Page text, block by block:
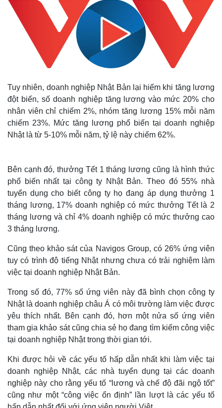
Tuy nhiên, doanh nghiệp Nhật Bản lại hiếm khi tăng lương
đột biến, số doanh nghiệp tăng lương vào mức 20% cho
nhân viên chỉ chiếm 2%, nhóm tăng lương 15% mỗi năm
chiếm 23%. Mức tăng lương phổ biến tại doanh nghiệp
Nhật là từ 5-10% mỗi năm, tỷ lệ này chiếm 62%.
Bên cạnh đó, thưởng Tết 1 tháng lương cũng là hình thức
phổ biến nhất tại công ty Nhật Bản. Theo đó 55% nhà
tuyển dụng cho biết công ty họ đang áp dụng thưởng 1
tháng lương, 17% doanh nghiệp có mức thưởng Tết là 2
tháng lương và chỉ 4% doanh nghiệp có mức thưởng cao
3 tháng lương.
Cũng theo khảo sát của Navigos Group, có 26% ứng viên
tuy có trình độ tiếng Nhật nhưng chưa có trải nghiệm làm
việc tại doanh nghiệp Nhật Bản.
Trong số đó, 77% số ứng viên này đã bình chọn công ty
Nhật là doanh nghiệp châu Á có môi trường làm việc được
yêu thích nhất. Bên cạnh đó, hơn một nửa số ứng viên
tham gia khảo sát cũng chia sẻ họ đang tìm kiếm công việc
tại doanh nghiệp Nhật trong thời gian tới.
Khi được hỏi về các yếu tố hấp dẫn nhất khi làm việc tại
doanh nghiệp Nhật, các nhà tuyển dụng tại các doanh
nghiệp này cho rằng yếu tố “lương và chế độ đãi ngộ tốt”
cũng như một “công việc ổn định” lần lượt là các yếu tố